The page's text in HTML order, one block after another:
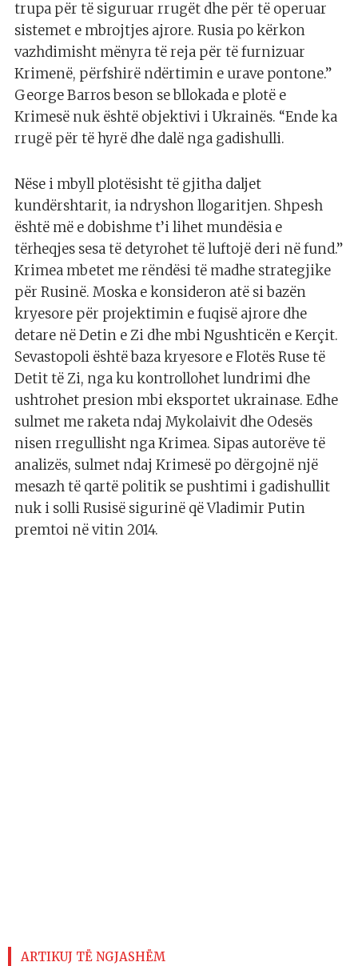
trupa për të siguruar rrugët dhe për të operuar
sistemet e mbrojtjes ajrore. Rusia po kërkon
vazhdimisht mënyra të reja për të furnizuar
Krimenë, përfshirë ndërtimin e urave pontone.”
George Barros beson se bllokada e plotë e
Krimesë nuk është objektivi i Ukrainës. “Ende ka
rrugë për të hyrë dhe dalë nga gadishulli.
Nëse i mbyll plotësisht të gjitha daljet
kundërshtarit, ia ndryshon llogaritjen. Shpesh
është më e dobishme t’i lihet mundësia e
tërheqjes sesa të detyrohet të luftojë deri në fund.”
Krimea mbetet me rëndësi të madhe strategjike
për Rusinë. Moska e konsideron atë si bazën
kryesore për projektimin e fuqisë ajrore dhe
detare në Detin e Zi dhe mbi Ngushticën e Kerçit.
Sevastopoli është baza kryesore e Flotës Ruse të
Detit të Zi, nga ku kontrollohet lundrimi dhe
ushtrohet presion mbi eksportet ukrainase. Edhe
sulmet me raketa ndaj Mykolaivit dhe Odesës
nisen rregullisht nga Krimea. Sipas autorëve të
analizës, sulmet ndaj Krimesë po dërgojnë një
mesazh të qartë politik se pushtimi i gadishullit
nuk i solli Rusisë sigurinë që Vladimir Putin
premtoi në vitin 2014.
ARTIKUJ TË NGJASHËM